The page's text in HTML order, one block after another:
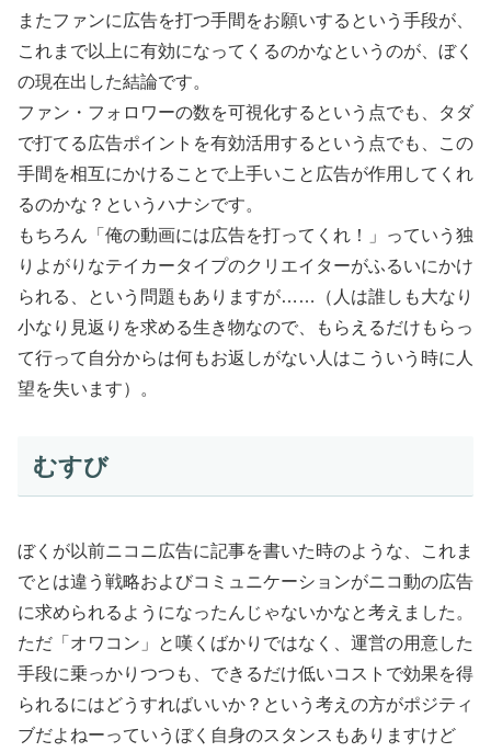
またファンに広告を打つ手間をお願いするという手段が、
これまで以上に有効になってくるのかなというのが、ぼく
の現在出した結論です。
ファン・フォロワーの数を可視化するという点でも、タダ
で打てる広告ポイントを有効活用するという点でも、この
手間を相互にかけることで上手いこと広告が作用してくれ
るのかな？ というハナシです。
もちろん「俺の動画には広告を打ってくれ！」っていう独
りよがりなテイカータイプのクリエイターがふるいにかけ
られる、という問題もありますが……（人は誰しも大なり
小なり見返りを求める生き物なので、もらえるだけもらっ
て行って自分からは何もお返しがない人はこういう時に人
望を失います）。
むすび
ぼくが以前ニコニ広告に記事を書いた時のような、これま
でとは違う戦略およびコミュニケーションがニコ動の広告
に求められるようになったんじゃないかなと考えました。
ただ「オワコン」と嘆くばかりではなく、運営の用意した
手段に乗っかりつつも、できるだけ低いコストで効果を得
られるにはどうすればいいか？という考えの方がポジティ
ブだよねーっていうぼく自身のスタンスもありますけど